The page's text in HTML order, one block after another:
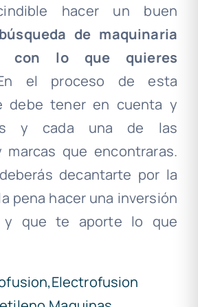
hacer un buen
de maquinaria
con lo que quieres
el proceso de esta
debe tener en cuenta y
y cada una de las
marcas que encontraras.
decantarte por la
pena hacer una inversión
y que te aporte lo que